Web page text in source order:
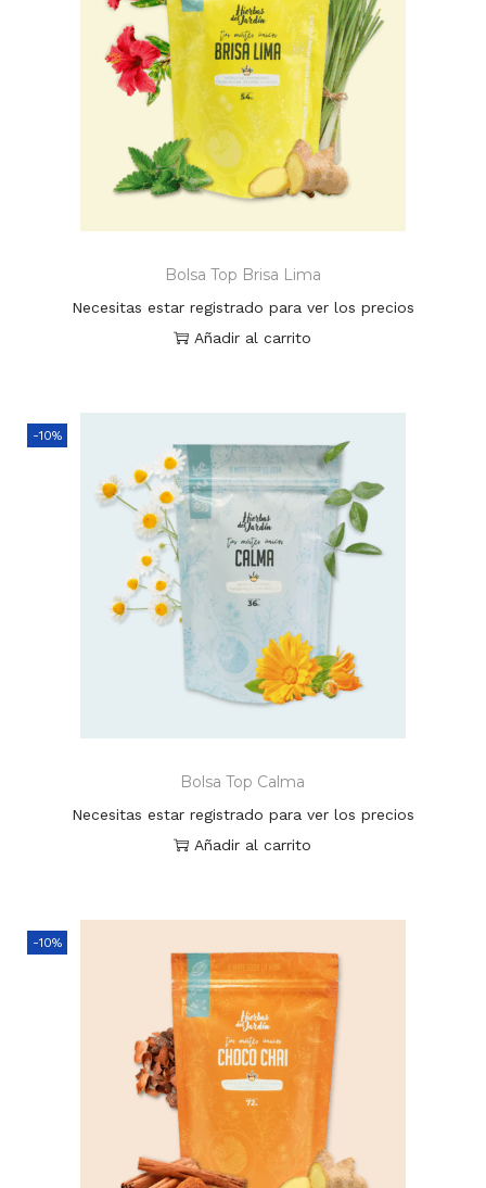
Bolsa Top Brisa Lima
Necesitas estar registrado para ver los precios
Añadir al carrito
-10%
Bolsa Top Calma
Necesitas estar registrado para ver los precios
Añadir al carrito
-10%